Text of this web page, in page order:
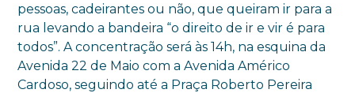
pessoas, cadeirantes ou não, que queiram ir para a
rua levando a bandeira “o direito de ir e vir é para
todos”. A concentração será às 14h, na esquina da
Avenida 22 de Maio com a Avenida Américo
Cardoso, seguindo até a Praça Roberto Pereira